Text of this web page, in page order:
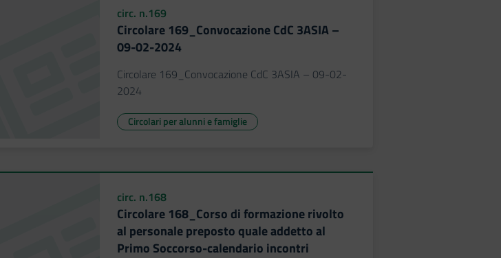
circ. n.169
Circolare 169_Convocazione CdC 3ASIA –
09-02-2024
Circolare 169_Convocazione CdC 3ASIA – 09-02-
2024
Circolari per alunni e famiglie
circ. n.168
Circolare 168_Corso di formazione rivolto
al personale preposto quale addetto al
Primo Soccorso-calendario incontri